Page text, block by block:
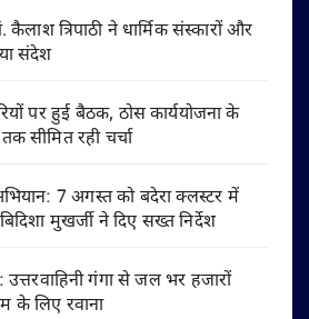
त्रिपाठी ने धार्मिक संस्कारों और
संदेश
पर हुई बैठक, ठोस कार्ययोजना के
सीमित रही चर्चा
7 अगस्त को बदेरा क्लस्टर में
मुखर्जी ने दिए सख्त निर्देश
गंगा से जल भर हजारों
के लिए रवाना